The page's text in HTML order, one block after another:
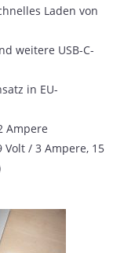
Laden von
weitere USB-C-
in EU-
Ampere
Volt / 3 Ampere, 15